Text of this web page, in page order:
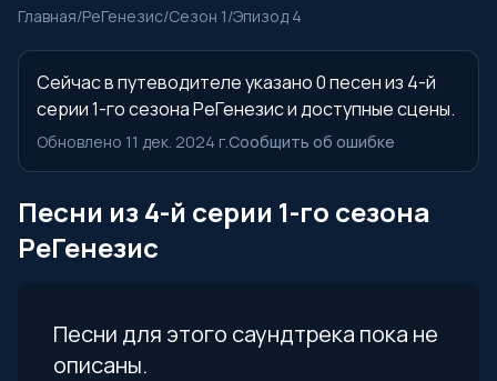
Главная/РеГенезис/Сезон 1/Эпизод 4
Сейчас в путеводителе указано 0 песен из 4-й
серии 1-го сезона РеГенезис и доступные сцены.
Обновлено 11 дек. 2024 г.Сообщить об ошибке
Песни из 4-й серии 1-го сезона
РеГенезис
Песни для этого саундтрека пока не
описаны.